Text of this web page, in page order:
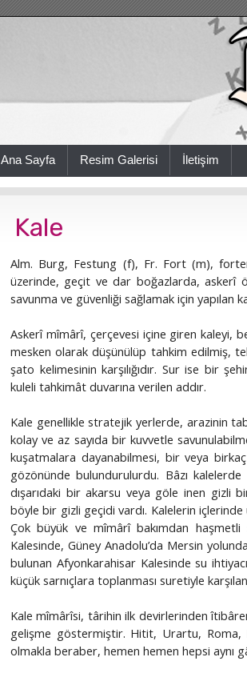
Ana Sayfa Resim Galerisi İletişim
Kale
Alm. Burg, Festung (f), Fr. Fort (m),
üzerinde, geçit ve dar boğazlarda, askerî
savunma ve güvenliği sağlamak için yapılan
Askerî mîmârî, çerçevesi içine giren kaleyi,
mesken olarak düşünülüp tahkim edilmiş,
şato kelimesinin karşılığıdır. Sur ise bir
kuleli tahkimât duvarına verilen addır.
Kale genellikle stratejik yerlerde, arazinin
kolay ve az sayıda bir kuvvetle
kuşatmalara dayanabilmesi, bir veya
gözönünde bulundurulurdu. Bâzı
dışarıdaki bir akarsu veya göle inen gizli
böyle bir gizli geçidi vardı. Kalelerin içlerinde
Çok büyük ve mîmârî bakımdan haşmetli
Kalesinde, Güney Anadolu’da Mersin
bulunan Afyonkarahisar Kalesinde su
küçük sarnıçlara toplanması suretiyle
Kale mîmârîsi, târihin ilk devirlerinden
gelişme göstermiştir. Hitit, Urartu, Roma,
olmakla beraber, hemen hemen hepsi aynı